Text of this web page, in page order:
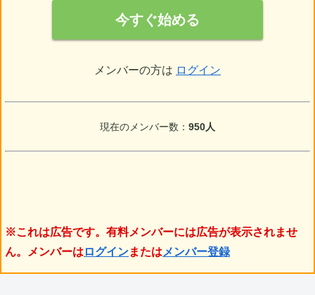
今すぐ始める
メンバーの方は ログイン
現在のメンバー数： 950人
※これは広告です。有料メンバーには広告が表示されませ
ん。メンバーは ログインまたは メンバー登録